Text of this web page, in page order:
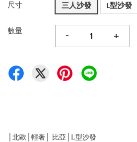
尺寸 三人沙發 L型沙發
數量 - +
│北歐│輕奢│ 比亞│L型沙發